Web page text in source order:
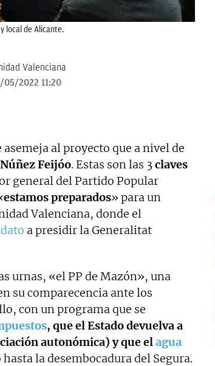
local de Alicante.
Valenciana
05/2022 11:20
asemeja al proyecto que a nivel de
Feijóo. Estas son las 3 claves
general del Partido Popular
estamos preparados» para un
Valenciana, donde el
a presidir la Generalitat
urnas, «el PP de Mazón», una
su comparecencia ante los
con un programa que se
, que el Estado devuelva a
autonómica) y que elagua
la desembocadura del Segura.